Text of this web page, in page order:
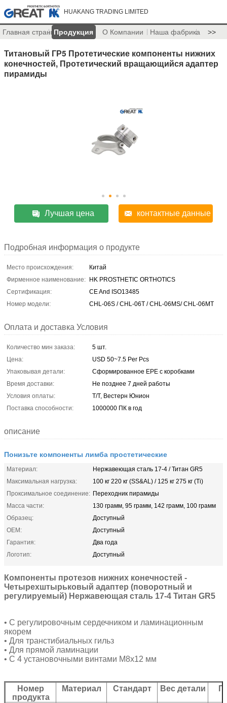
HUAKANG TRADING LIMITED
Главная страницаПродукция О Компании Наша фабрика >>
Титановый ГР5 Протетические компоненты нижних
конечностей, Протетический вращающийся адаптер
пирамиды
Лучшая цена контактные данные
Подробная информация о продукте
Место происхождения:
Китай
Фирменное наименование: HK PROSTHETIC ORTHOTICS
Сертификация:
CE And ISO13485
Номер модели:
CHL-06S / CHL-06T / CHL-06MS/ CHL-06MT
Оплата и доставка Условия
Количество мин заказа:
5 шт.
Цена:
USD 50~7.5 Per Pcs
Упаковывая детали:
Сформированное EPE с коробками
Время доставки:
Не позднее 7 дней работы
Условия оплаты:
Т/Т, Вестерн Юнион
Поставка способности:
1000000 ПК в год
описание
Понизьте компоненты лимба простетические
Материал:
Нержавеющая сталь 17-4 / Титан GR5
Максимальная нагрузка:
100 кг 220 кг (SS&AL) / 125 кг 275 кг (Ti)
Проксимальное соединение: Переходник пирамиды
Масса части:
130 грамм, 95 грамм, 142 грамм, 100 грамм
Образец:
Доступный
OEM:
Доступный
Гарантия:
Два года
Логотип:
Доступный
Компоненты протезов нижних конечностей -
Четырехштырьковый адаптер (поворотный и
регулируемый) Нержавеющая сталь 17-4 Титан GR5
• С регулировочным сердечником и ламинационным
якорем
• Для транстибиальных гильз
• Для прямой ламинации
• С 4 установочными винтами M8x12 мм
Номер
продукта
Материал Стандарт Вес детали